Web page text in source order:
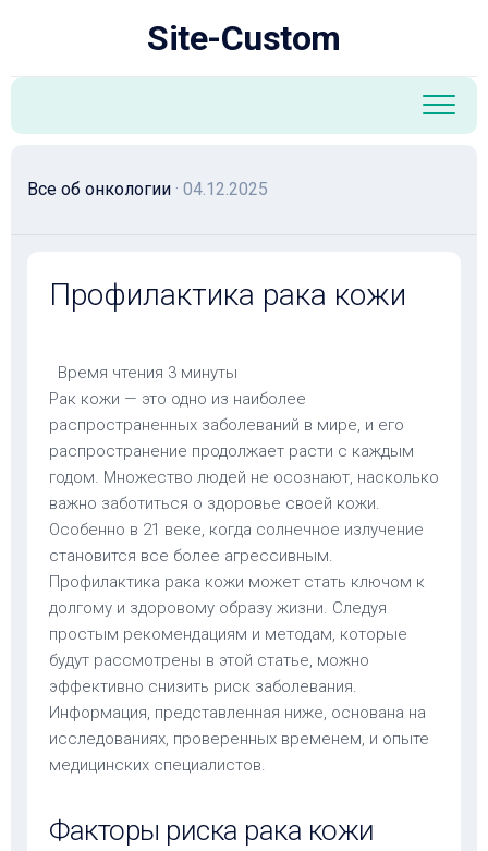
Site-Custom
Все об онкологии · 04.12.2025
Профилактика рака кожи
Время чтения 3 минуты
Рак кожи — это одно из наиболее
распространенных заболеваний в мире, и его
распространение продолжает расти с каждым
годом. Множество людей не осознают, насколько
важно заботиться о здоровье своей кожи.
Особенно в 21 веке, когда солнечное излучение
становится все более агрессивным.
Профилактика рака кожи может стать ключом к
долгому и здоровому образу жизни. Следуя
простым рекомендациям и методам, которые
будут рассмотрены в этой статье, можно
эффективно снизить риск заболевания.
Информация, представленная ниже, основана на
исследованиях, проверенных временем, и опыте
медицинских специалистов.
Факторы риска рака кожи